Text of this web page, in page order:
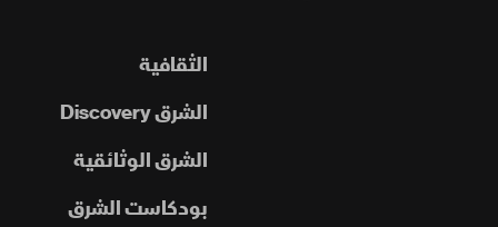
الثقافية
الشرق Discovery
الشرق الوثائقية
بودكاست الشرق